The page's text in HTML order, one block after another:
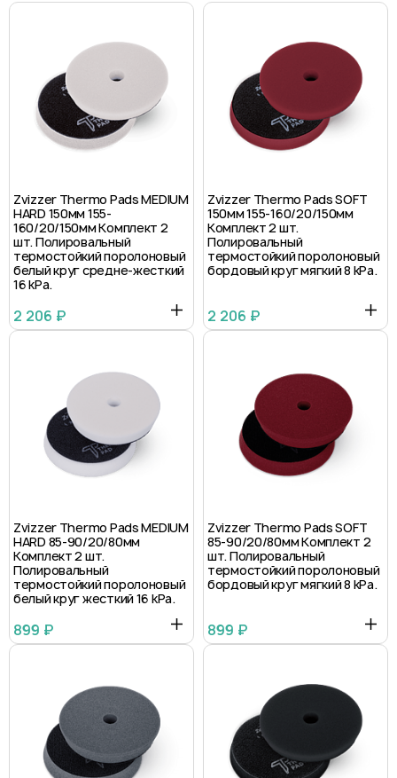
Zvizzer Thermo Pads MEDIUM
HARD 150мм 155-
160/20/150мм Комплект 2
шт. Полировальный
термостойкий поролоновый
белый круг средне-жесткий
16 kPa.
2 206 ₽
Zvizzer Thermo Pads SOFT
150мм 155-160/20/150мм
Комплект 2 шт.
Полировальный
термостойкий поролоновый
бордовый круг мягкий 8 kPa.
2 206 ₽
Zvizzer Thermo Pads MEDIUM
HARD 85-90/20/80мм
Комплект 2 шт.
Полировальный
термостойкий поролоновый
белый круг жесткий 16 kPa.
899 ₽
Zvizzer Thermo Pads SOFT
85-90/20/80мм Комплект 2
шт. Полировальный
термостойкий поролоновый
бордовый круг мягкий 8 kPa.
899 ₽